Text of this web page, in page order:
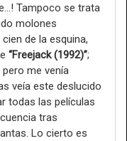
Tampoco se trata
molones
de la esquina,
“Freejack (1992)”;
me venía
veía este deslucido
todas las películas
tras
Lo cierto es